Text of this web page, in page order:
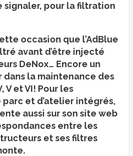
signaler, pour la filtration
occasion que l’AdBlue
avant d’être injecté
DeNox… Encore un
la maintenance des
V et VI! Pour les
et d’atelier intégrés,
aussi sur son site web
entre les
et ses filtres